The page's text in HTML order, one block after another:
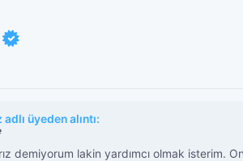
üyeden alıntı:
demiyorum lakin yardımcı olmak isterim.